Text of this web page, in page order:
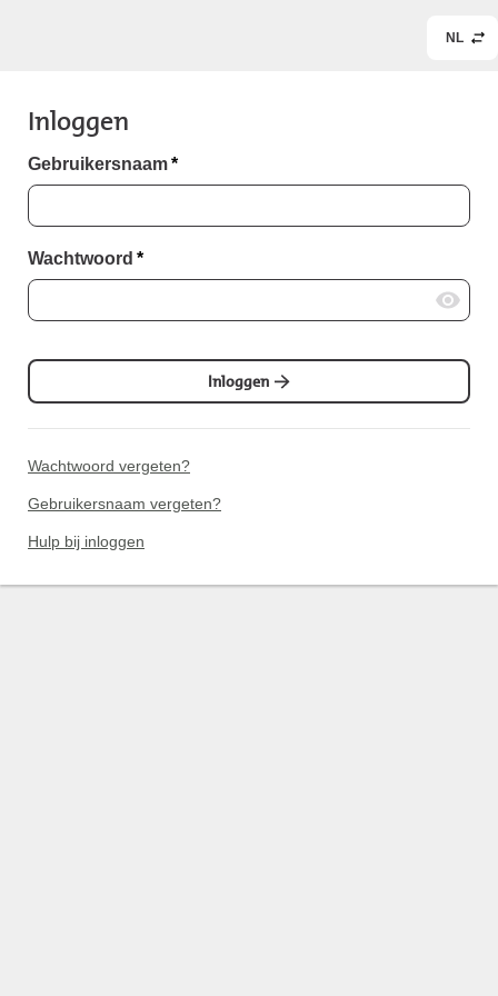
NL
Inloggen
Gebruikersnaam*
Wachtwoord *
Inloggen
Wachtwoord vergeten?
Gebruikersnaam vergeten?
Hulp bij inloggen